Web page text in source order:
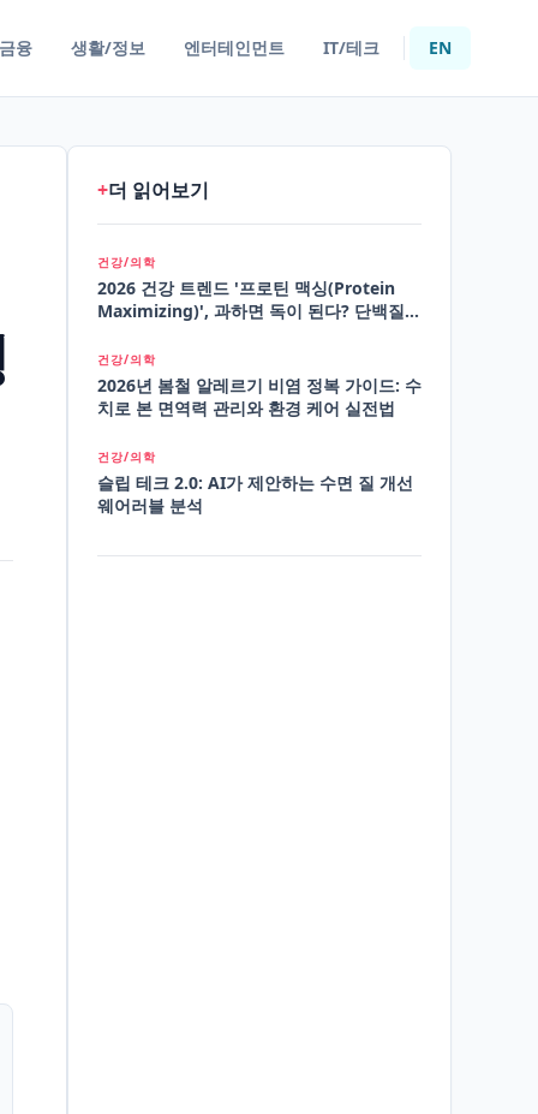
융 생활/정보 엔터테인먼트 IT/테크 EN
+더 읽어보기
건강/의학
2026 건강 트렌드 '프로틴 맥싱(Protein
Maximizing)', 과하면 독이 된다? 단백질
건강/의학
2026년 봄철 알레르기 비염 정복 가이드: 수
치로 본 면역력 관리와 환경 케어 실전법
건강/의학
슬립 테크 2.0: AI가 제안하는 수면 질 개선
웨어러블 분석